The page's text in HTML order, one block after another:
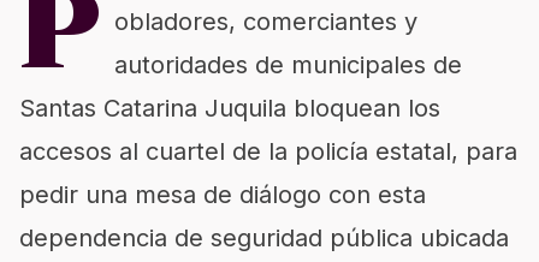
P obladores, comerciantes y
autoridades de municipales de
Santas Catarina Juquila bloquean los
accesos al cuartel de la policía estatal, para
pedir una mesa de diálogo con esta
dependencia de seguridad pública ubicada